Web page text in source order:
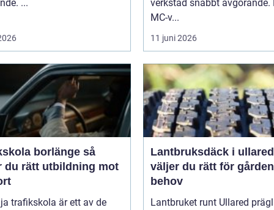
...
verkstad snabbt avgörande.
MC-v...
11 juni 2026
borlänge så
du rätt utbildning mot
trafikskola är ett av de
Lantbruksdäck i ullared
väljer du rätt för
behov
Lantbruket runt Ullared